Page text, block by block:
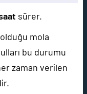
sürer.
mola
bu durumu
zaman verilen